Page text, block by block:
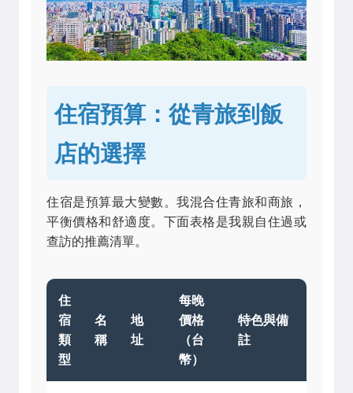
住宿預算：從青旅到飯
店的選擇
住宿是預算最大變數。我混合住青旅和商旅，
平衡價格和舒適度。下面表格是我親自住過或
查訪的推薦清單。
住
宿
類
型
名
稱
地
址
每晚
價格
（台
幣）
特色與備
註